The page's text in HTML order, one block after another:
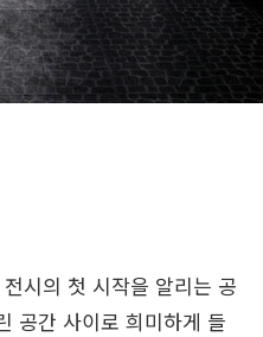
시의 첫 시작을 알리는 공
공간 사이로 희미하게 들